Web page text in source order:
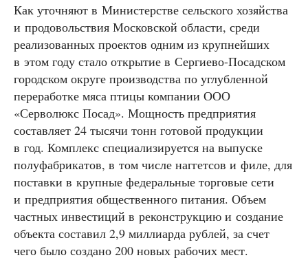
Как уточняют в Министерстве сельского хозяйства
и продовольствия Московской области, среди
реализованных проектов одним из крупнейших
в этом году стало открытие в Сергиево-Посадском
городском округе производства по углубленной
переработке мяса птицы компании ООО
«Серволюкс Посад». Мощность предприятия
составляет 24 тысячи тонн готовой продукции
в год. Комплекс специализируется на выпуске
полуфабрикатов, в том числе наггетсов и филе, для
поставки в крупные федеральные торговые сети
и предприятия общественного питания. Объем
частных инвестиций в реконструкцию и создание
объекта составил 2,9 миллиарда рублей, за счет
чего было создано 200 новых рабочих мест.